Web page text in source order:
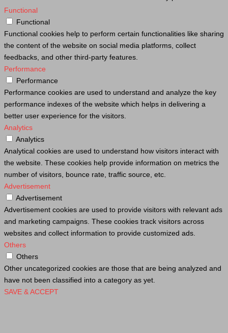
Functional
Functional
Functional cookies help to perform certain functionalities like sharing
the content of the website on social media platforms, collect
feedbacks, and other third-party features.
Performance
Performance
Performance cookies are used to understand and analyze the key
performance indexes of the website which helps in delivering a
better user experience for the visitors.
Analytics
Analytics
Analytical cookies are used to understand how visitors interact with
the website. These cookies help provide information on metrics the
number of visitors, bounce rate, traffic source, etc.
Advertisement
Advertisement
Advertisement cookies are used to provide visitors with relevant ads
and marketing campaigns. These cookies track visitors across
websites and collect information to provide customized ads.
Others
Others
Other uncategorized cookies are those that are being analyzed and
have not been classified into a category as yet.
SAVE & ACCEPT